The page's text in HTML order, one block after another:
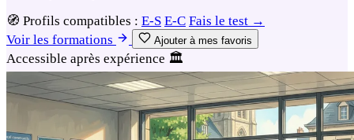
🧭 Profils compatibles : E-S E-C Fais le test →
Voir les formations
Ajouter à mes favoris
Accessible après expérience 🏛️